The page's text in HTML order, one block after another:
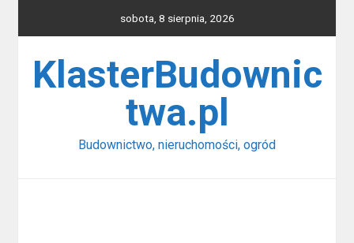
sobota, 8 sierpnia, 2026
KlasterBudownic
twa.pl
Budownictwo, nieruchomości, ogród